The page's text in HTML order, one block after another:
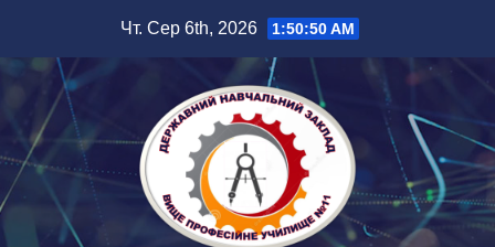
Чт. Сер 6th, 2026 1:50:51 AM